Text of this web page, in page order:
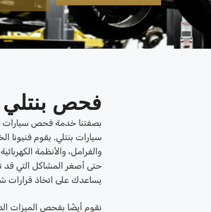
فحص
بصفتنا خدمة فحص سيارات
سيارات بنتلي. يقوم فنيونا
والفرامل، والأنظمة
حتى أصغر المشاكل التي قد
يساعدك على اتخاذ قرارات
نقوم أيضًا بفحص الميزات